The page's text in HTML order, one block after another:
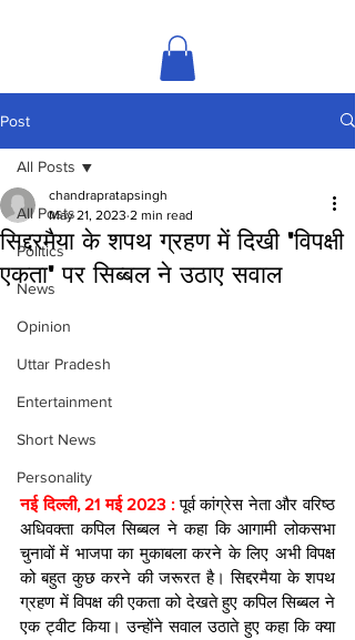
Post
All Posts
Politics
News
Opinion
Uttar Pradesh
Entertainment
Short News
Personality
All Posts
सिद्दरमैया के शपथ ग्रहण में दिखी 'विपक्षी
एकता' पर सिब्बल ने उठाए सवाल
chandrapratapsingh
May 21, 2023 2 min read
नई दिल्ली, 21 मई 2023 : पूर्व कांग्रेस नेता और वरिष्ठ
अधिवक्ता कपिल सिब्बल ने कहा कि आगामी लोकसभा
चुनावों में भाजपा का मुकाबला करने के लिए अभी विपक्ष
को बहुत कुछ करने की जरूरत है। सिद्दरमैया के शपथ
ग्रहण में विपक्ष की एकता को देखते हुए कपिल सिब्बल ने
एक ट्वीट किया। उन्होंने सवाल उठाते हुए कहा कि क्या